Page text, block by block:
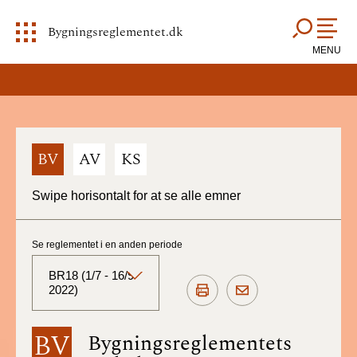
Bygningsreglementet.dk
MENU
BV AV KS
Swipe horisontalt for at se alle emner
BV Bygningsreglementets
Se reglementet i en anden periode
BR18 (1/7 - 16/9
2022)
BR18 (Aktuelt)